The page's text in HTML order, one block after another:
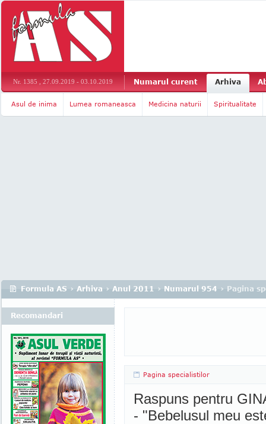
Nr. 1385 , 27.09.2019 - 03.10.2019 Numarul curent Arhiva
Asul de inima Lumea romaneasca Medicina naturii Spiritualitate
Formula AS › Arhiva › Anul 2011 › Numarul 954 › Pagina
Pagina specialistilor
Raspuns pentru
- "Bebelusul meu
Recomandari